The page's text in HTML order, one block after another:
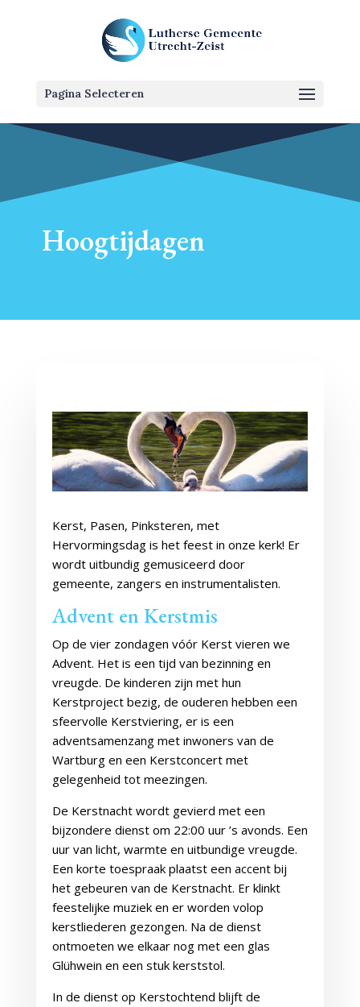
Pagina Selecteren
Hoogtijdagen
Kerst, Pasen, Pinksteren, met
Hervormingsdag is het feest in onze kerk! Er
wordt uitbundig gemusiceerd door
gemeente, zangers en instrumentalisten.
Advent en Kerstmis
Op de vier zondagen vóór Kerst vieren we
Advent. Het is een tijd van bezinning en
vreugde. De kinderen zijn met hun
Kerstproject bezig, de ouderen hebben een
sfeervolle Kerstviering, er is een
adventsamenzang met inwoners van de
Wartburg en een Kerstconcert met
gelegenheid tot meezingen.
De Kerstnacht wordt gevierd met een
bijzondere dienst om 22:00 uur ’s avonds. Een
uur van licht, warmte en uitbundige vreugde.
Een korte toespraak plaatst een accent bij
het gebeuren van de Kerstnacht. Er klinkt
feestelijke muziek en er worden volop
kerstliederen gezongen. Na de dienst
ontmoeten we elkaar nog met een glas
Glühwein en een stuk kerststol.
In de dienst op Kerstochtend blijft de